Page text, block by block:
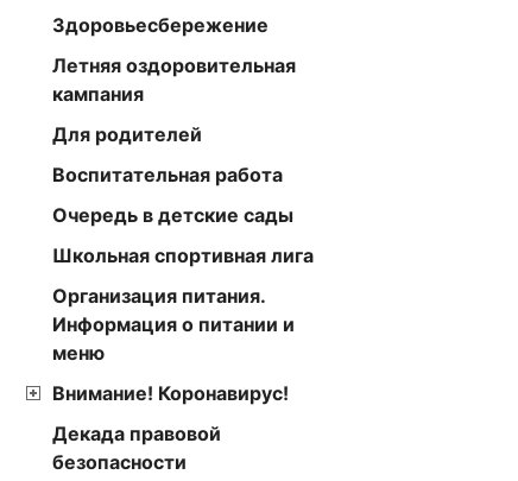
Здоровьесбережение
Летняя оздоровительная
кампания
Для родителей
Воспитательная работа
Очередь в детские сады
Школьная спортивная лига
Организация питания.
Информация о питании и
меню
Внимание! Коронавирус!
Декада правовой
безопасности